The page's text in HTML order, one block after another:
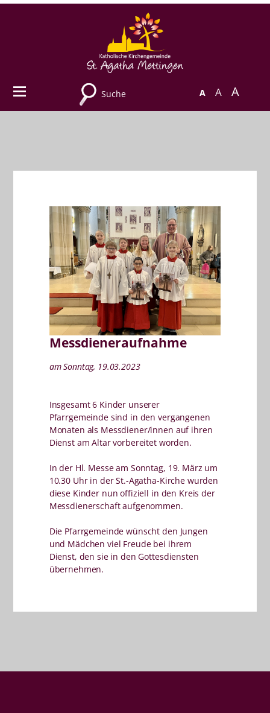
Suche A A A
Messdieneraufnahme
am Sonntag, 19.03.2023
Insgesamt 6 Kinder unserer
Pfarrgemeinde sind in den vergangenen
Monaten als Messdiener/innen auf ihren
Dienst am Altar vorbereitet worden.
In der Hl. Messe am Sonntag, 19. März um
10.30 Uhr in der St.-Agatha-Kirche wurden
diese Kinder nun offiziell in den Kreis der
Messdienerschaft aufgenommen.
Die Pfarrgemeinde wünscht den Jungen
und Mädchen viel Freude bei ihrem
Dienst, den sie in den Gottesdiensten
übernehmen.